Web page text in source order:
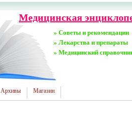
Медицинская
» Советы и рекомендации
» Лекарства и препараты
» Медицинский
Архивы Магазин